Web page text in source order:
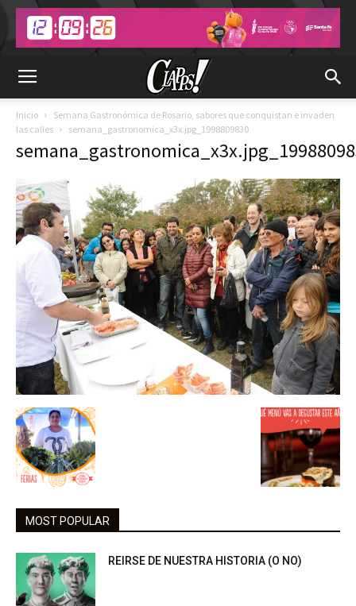
Inicio
Semana Gastronómica de Rosario, sabores que conquistan e invaden
las calles
semana_gastronomica_x3x.jpg_1998809830
MOST POPULAR
REIRSE DE NUESTRA HISTORIA (O NO)